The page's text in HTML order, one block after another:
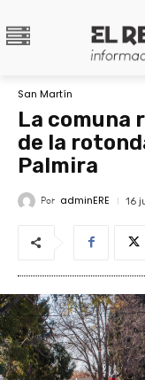
San Martín
La comuna
de la
Palmira
Por adminERE 16